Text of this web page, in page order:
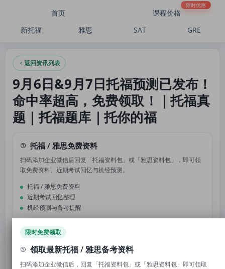
9月6日&9月7日托福预测已发布！命中率超高，免费领取！｜托福真题｜托福题库｜
首页 课程价格
限时优惠
新托福 雅思 SAT GRE
返回资讯列表
9月6日&9月7日托福预测已发布！
命中率超高，免费领取！｜托福真
题｜托福题库｜托你的福
托福 / 雅思免费资料
扫码添加企业微信后回复「托福资料包」或「雅思资料包」，即可领
取免费资料、近期考试回忆与机经预测。
托福 / 雅思免费资料
近期考试回忆整理
机经预测与备考提醒
原创 托你的福_小福 托你的福
限时免费领取
领取最新托福 / 雅思备考资料
扫码添加企业微信后，回复「托福资料包」或「雅思资料包」即可领取